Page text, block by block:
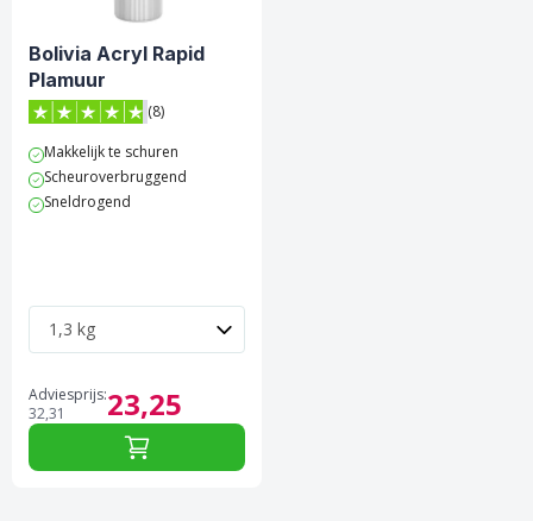
Bolivia Acryl Rapid
Plamuur
(8)
Makkelijk te schuren
Scheuroverbruggend
Sneldrogend
23,25
Adviesprijs:
32,31